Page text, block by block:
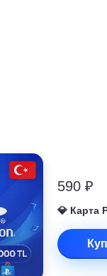
590 ₽
💎 Карта